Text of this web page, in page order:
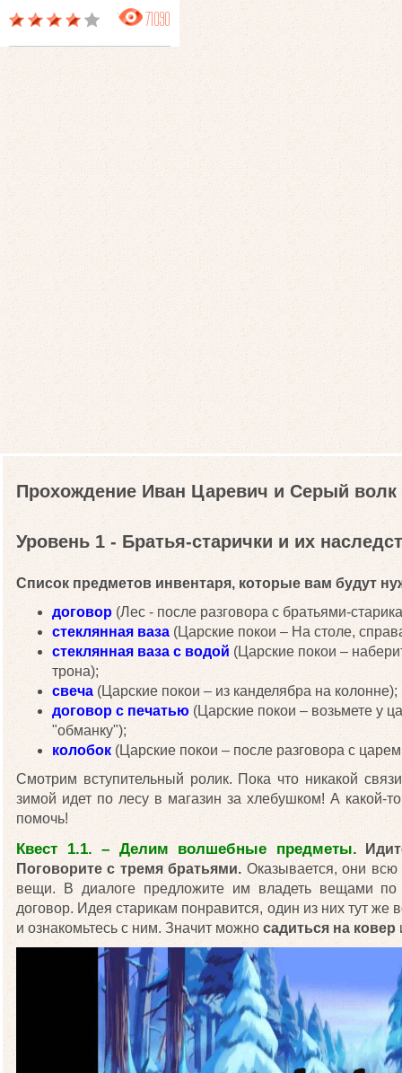
71090
Прохождение Иван Царевич и Серый волк
Уровень 1 - Братья-старички и их
Список предметов инвентаря, которые вам будут
договор (Лес - после разговора с братьями-
стеклянная ваза(Царские покои – На столе,
стеклянная ваза с водой (Царские покои –
трона);
свеча (Царские покои – из канделябра на колонне);
договор с печатью (Царские покои – возьмете у
"обманку");
колобок (Царские покои – после разговора с
Смотрим вступительный ролик. Пока что никакой
зимой идет по лесу в магазин за хлебушком! А какой-
помочь!
Квест 1.1. – Делим волшебные предметы.
Поговорите с тремя братьями. Оказывается, они
вещи. В диалоге предложите им владеть вещами по
договор. Идея старикам понравится, один из них тут же
и ознакомьтесь с ним. Значит можно садиться на ковер